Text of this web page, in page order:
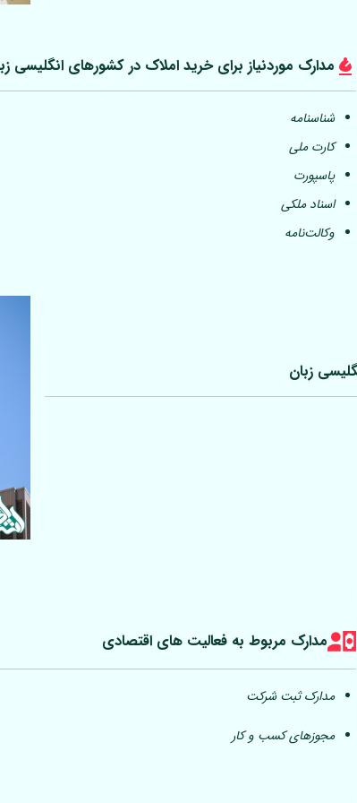
مدارک موردنیاز برای خرید املاک در کشورهای انگلیسی
شناسنامه
کارت ملی
پاسپورت
اسناد ملکی
وکالت‌نامه
زبان
مدارک مربوط به فعالیت های اقتصادی
مدارک ثبت شرکت
مجوزهای کسب و کار